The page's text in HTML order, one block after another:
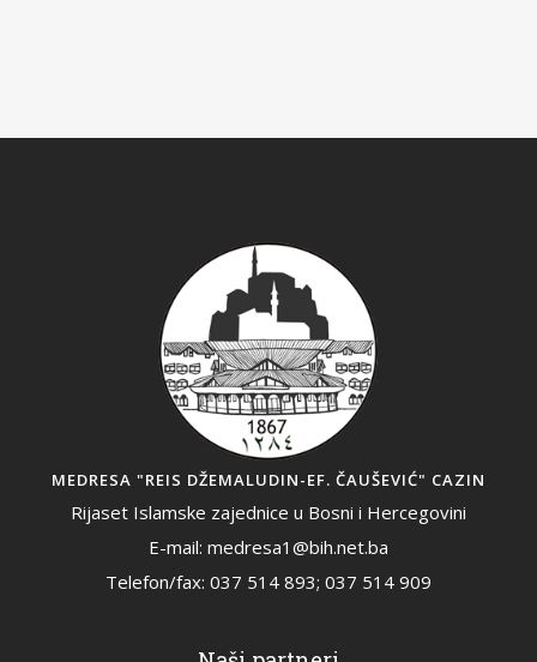
MEDRESA "REIS DŽEMALUDIN-EF. ČAUŠEVIĆ" CAZIN
Rijaset Islamske zajednice u Bosni i Hercegovini
E-mail: medresa1@bih.net.ba
Telefon/fax: 037 514 893; 037 514 909